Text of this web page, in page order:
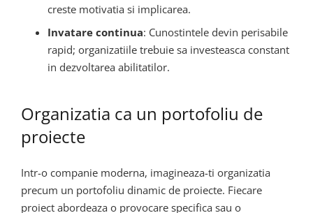
creste motivatia si implicarea.
Invatare continua: Cunostintele devin perisabile
rapid; organizatiile trebuie sa investeasca constant
in dezvoltarea abilitatilor.
Organizatia ca un portofoliu de
proiecte
Intr-o companie moderna, imagineaza-ti organizatia
precum un portofoliu dinamic de proiecte. Fiecare
proiect abordeaza o provocare specifica sau o